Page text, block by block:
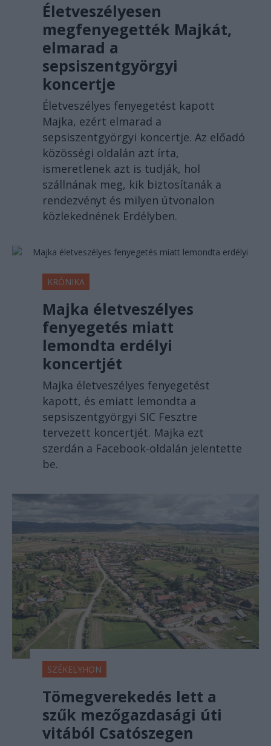
Életveszélyesen
megfenyegették Majkát,
elmarad a
sepsiszentgyörgyi
koncertje
Életveszélyes fenyegetést kapott
Majka, ezért elmarad a
sepsiszentgyörgyi koncertje. Az előadó
közösségi oldalán azt írta,
ismeretlenek azt is tudják, hol
szállnának meg, kik biztosítanák a
rendezvényt és milyen útvonalon
közlekednének Erdélyben.
KRÓNIKA
Majka életveszélyes
fenyegetés miatt
lemondta erdélyi
koncertjét
Majka életveszélyes fenyegetést
kapott, és emiatt lemondta a
sepsiszentgyörgyi SIC Fesztre
tervezett koncertjét. Majka ezt
szerdán a Facebook-oldalán jelentette
be.
SZÉKELYHON
Tömegverekedés lett a
szűk mezőgazdasági úti
vitából Csatószegen